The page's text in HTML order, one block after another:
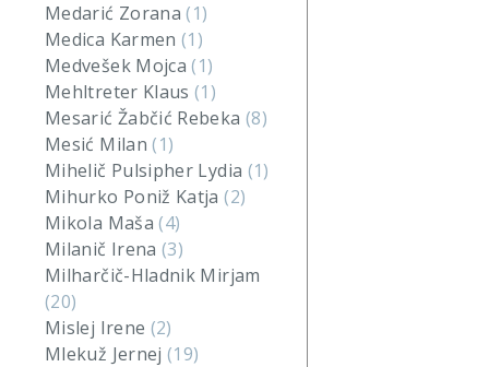
Medarić Zorana(1)
Medica Karmen(1)
Medvešek Mojca(1)
Mehltreter Klaus(1)
Mesarić Žabčić Rebeka (8)
Mesić Milan(1)
Mihelič Pulsipher Lydia (1)
Mihurko Poniž Katja(2)
Mikola Maša(4)
Milanič Irena(3)
Milharčič-Hladnik Mirjam
(20)
Mislej Irene (2)
Mlekuž Jernej(19)